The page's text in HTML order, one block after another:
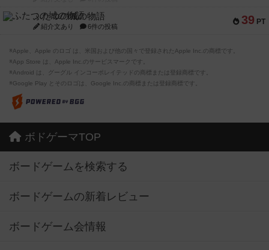
39 PT
ふたつの城の物語
紹介文あり 6件の投稿
※Apple、Apple のロゴ は、米国および他の国々で登録されたApple Inc.の商標です。
※App Store は、Apple Inc.のサービスマークです。
※Android は、グーグル インコーポレイテッドの商標または登録商標です。
※Google Play とそのロゴは、Google Inc.の商標または登録商標です。
ボドゲーマTOP
ボードゲームを検索する
ボードゲームの新着レビュー
ボードゲーム会情報